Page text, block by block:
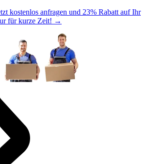
kostenlos anfragen und 23% Rabatt auf Ihr
für kurze Zeit! →